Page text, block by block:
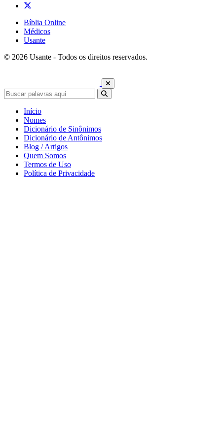
Bíblia Online
Médicos
Usante
© 2026 Usante - Todos os direitos reservados.
Início
Nomes
Dicionário de Sinônimos
Dicionário de Antônimos
Blog / Artigos
Quem Somos
Termos de Uso
Política de Privacidade